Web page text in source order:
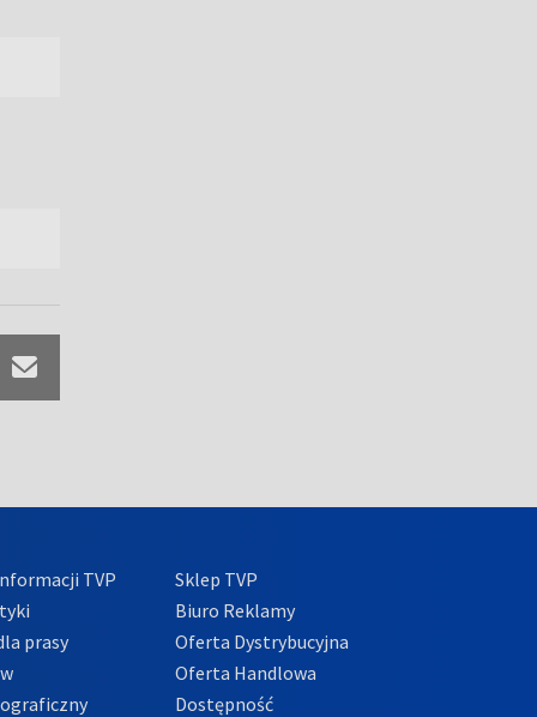
TVP
prasy
Sklep TVP
Biuro Reklamy
Oferta Dystrybucyjna
Oferta Handlowa
Dostępność